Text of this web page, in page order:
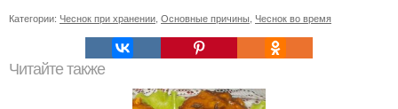
Категории: Чеснок при хранении Основные причины Чеснок во время
Читайте также